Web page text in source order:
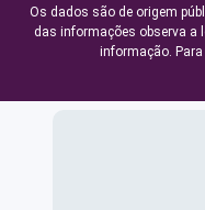
Os dados são de origem
das informações observa a
informação.